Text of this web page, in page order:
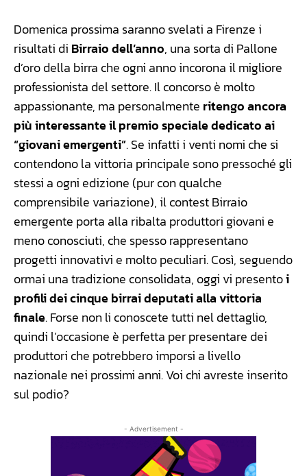
Domenica prossima saranno svelati a Firenze i
risultati di Birraio dell’anno, una sorta di Pallone
d’oro della birra che ogni anno incorona il migliore
professionista del settore. Il concorso è molto
appassionante, ma personalmente ritengo ancora
più interessante il premio speciale dedicato ai
“giovani emergenti”. Se infatti i venti nomi che si
contendono la vittoria principale sono pressoché gli
stessi a ogni edizione (pur con qualche
comprensibile variazione), il contest Birraio
emergente porta alla ribalta produttori giovani e
meno conosciuti, che spesso rappresentano
progetti innovativi e molto peculiari. Così, seguendo
ormai una tradizione consolidata, oggi vi presentoi
profili dei cinque birrai deputati alla vittoria
finale. Forse non li conoscete tutti nel dettaglio,
quindi l’occasione è perfetta per presentare dei
produttori che potrebbero imporsi a livello
nazionale nei prossimi anni. Voi chi avreste inserito
sul podio?
- Advertisement -